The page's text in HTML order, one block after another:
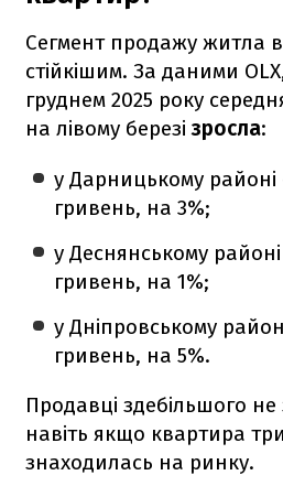
Сегмент продажу житла
стійкішим. За даними
груднем 2025 року
на лівому березізросла:
у Дарницькому районі
гривень, на 3%;
у Деснянському
гривень, на 1%;
у Дніпровському
гривень, на 5%.
Продавці здебільшого
навіть якщо квартира
знаходилась на ринку.